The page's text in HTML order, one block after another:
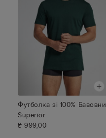
Футболка зі 100% Бавовни
Superior
₴ 999,00